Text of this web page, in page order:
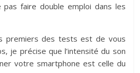
faire double emploi dans les
premiers des tests est de vous
je précise que l’intensité du son
votre smartphone est celle du